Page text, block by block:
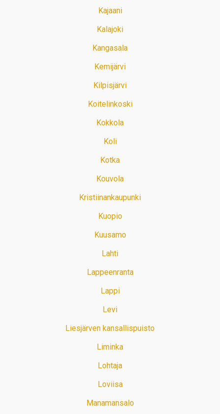
Kajaani
Kalajoki
Kangasala
Kemijärvi
Kilpisjärvi
Koitelinkoski
Kokkola
Koli
Kotka
Kouvola
Kristiinankaupunki
Kuopio
Kuusamo
Lahti
Lappeenranta
Lappi
Levi
Liesjärven kansallispuisto
Liminka
Lohtaja
Loviisa
Manamansalo